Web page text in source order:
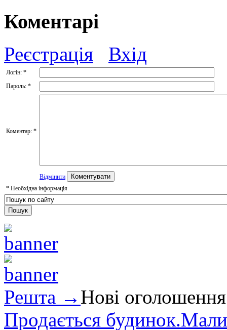
Коментарі
Реєстрація Вхід
Логін: *
Пароль: *
Коментар: *
Відмінити
* Необхідна інформація
Решта → Нові оголошення
Продається